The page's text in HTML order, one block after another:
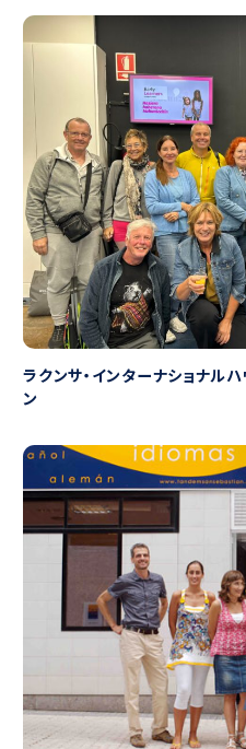
ラクンサ・インターナショナルハ
ン